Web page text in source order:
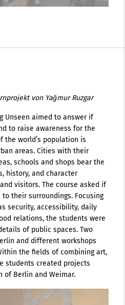
von Yağmur Ruzgar
Unseen aimed to answer if
to raise awareness for the
the world’s population is
areas. Cities with their
schools and shops bear the
history, and character
visitors. The course asked if
their surroundings. Focusing
security, accessibility, daily
relations, the students were
of public spaces. Two
and different workshops
the fields of combining art,
students created projects
of Berlin and Weimar.